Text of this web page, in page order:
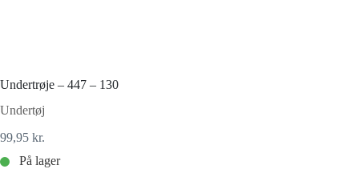
Undertrøje – 447 – 130
Undertøj
99,95 kr.
På lager